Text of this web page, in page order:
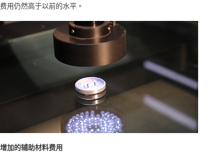
费用仍然高于以前的水平。
增加的辅助材料费用